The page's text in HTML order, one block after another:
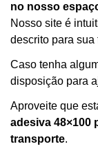
no nosso
Nosso site é
descrito para sua
Caso tenha
disposição para
Aproveite que
adesiva 48×100
transporte.